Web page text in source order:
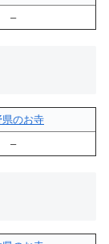
–
県のお寺
–